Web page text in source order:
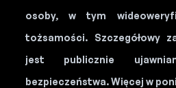
osoby, w tym
tożsamości. Szczegółowy
jest publicznie
bezpieczeństwa. Więcej w